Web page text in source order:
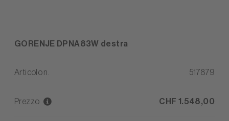
GORENJE DPNA83W destra
Articolo n. 517879
Prezzo CHF 1.548,00